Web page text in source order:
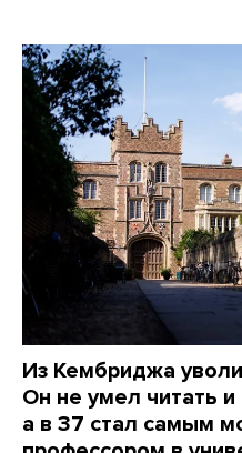
Из Кембриджа
Он не умел читать и
а в 37 стал самым